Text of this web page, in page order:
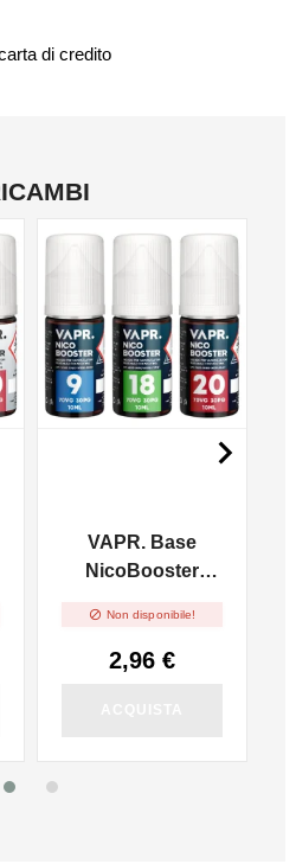
di credito
VAPR. Base
NicoBooster
 Non disponibile!
2,96 €
